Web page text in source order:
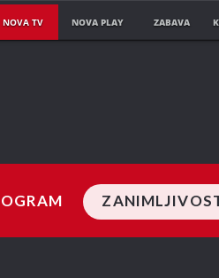
NOVA TV NOVA PLAY ZABAVA